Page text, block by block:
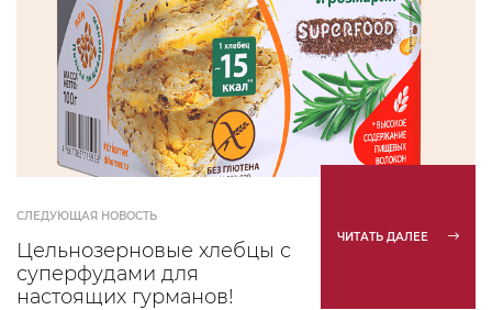
СЛЕДУЮЩАЯ НОВОСТЬ
Цельнозерновые хлебцы с
суперфудами для
настоящих гурманов!
ЧИТАТЬ ДАЛЕЕ